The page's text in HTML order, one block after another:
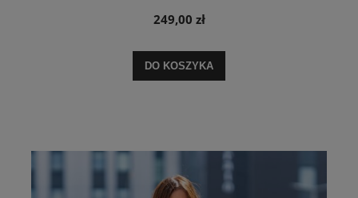
249,00 zł
DO KOSZYKA